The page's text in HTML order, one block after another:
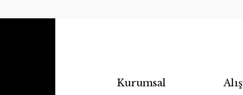
Kurumsal